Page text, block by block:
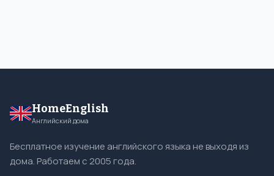
HomeEnglish
Английский дома
Бесплатное изучение английского языка не выходя из
дома. Работаем с 2005 года.